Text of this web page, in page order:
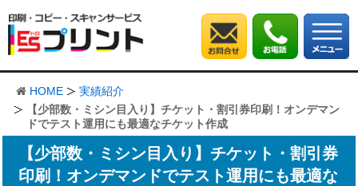
HOME
実績紹介
【少部数・ミシン目入り】チケット・割引券印刷！オンデマン
ドでテスト運用にも最適なチケット作成
【少部数・ミシン目入り】チケット・割引券
印刷！オンデマンドでテスト運用にも最適な